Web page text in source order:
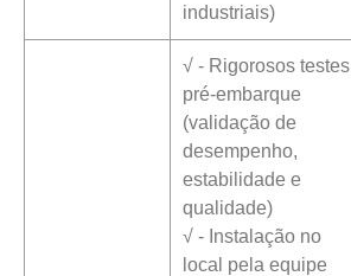
industriais)
√ - Rigorosos testes
pré-embarque
(validação de
desempenho,
estabilidade e
qualidade)
√ - Instalação no
local pela equipe